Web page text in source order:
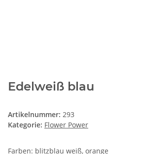
Edelweiß blau
Artikelnummer: 293
Kategorie: Flower Power
Farben: blitzblau weiß, orange